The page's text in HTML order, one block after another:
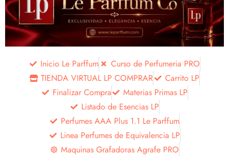
Inicio Le Parffum
Curso de Perfumeria PRO
TIENDA VIRTUAL LP COMPRAR
Carrito LP
Finalizar Compra
Materias Primas LP
Listado de Esencias LP
Perfumes AAA Plus 1.1 Le Parffum
Linea Perfumes de Equivalencia LP
Maquinas Grafadoras Agrafe PRO